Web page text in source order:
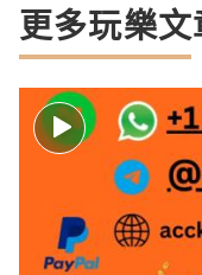
更多玩樂